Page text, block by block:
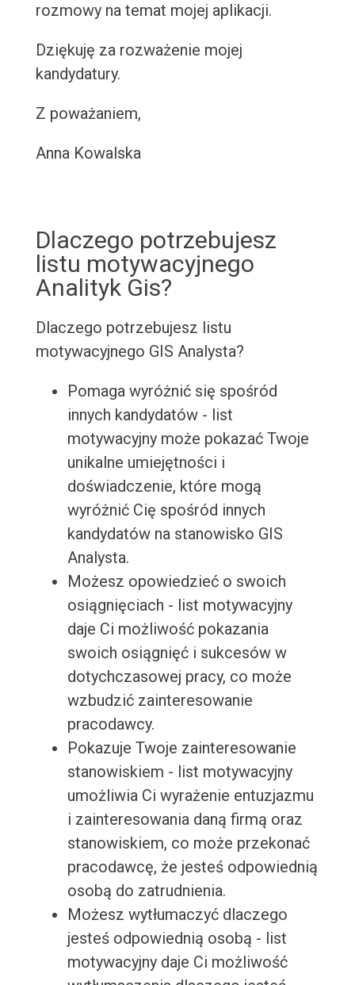
rozmowy na temat mojej aplikacji.
Dziękuję za rozważenie mojej
kandydatury.
Z poważaniem,
Anna Kowalska
Dlaczego potrzebujesz
listu motywacyjnego
Analityk Gis?
Dlaczego potrzebujesz listu
motywacyjnego GIS Analysta?
Pomaga wyróżnić się spośród
innych kandydatów - list
motywacyjny może pokazać Twoje
unikalne umiejętności i
doświadczenie, które mogą
wyróżnić Cię spośród innych
kandydatów na stanowisko GIS
Analysta.
Możesz opowiedzieć o swoich
osiągnięciach - list motywacyjny
daje Ci możliwość pokazania
swoich osiągnięć i sukcesów w
dotychczasowej pracy, co może
wzbudzić zainteresowanie
pracodawcy.
Pokazuje Twoje zainteresowanie
stanowiskiem - list motywacyjny
umożliwia Ci wyrażenie entuzjazmu
i zainteresowania daną firmą oraz
stanowiskiem, co może przekonać
pracodawcę, że jesteś odpowiednią
osobą do zatrudnienia.
Możesz wytłumaczyć dlaczego
jesteś odpowiednią osobą - list
motywacyjny daje Ci możliwość